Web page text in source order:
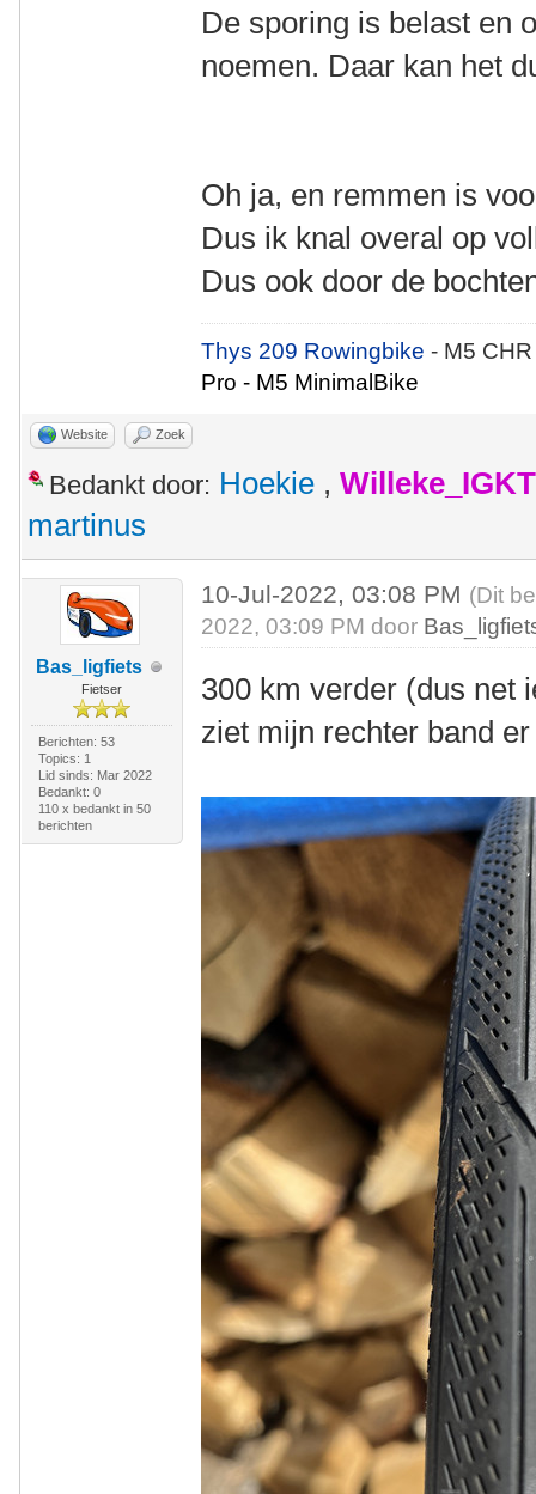
De sporing is belast en
noemen. Daar kan het
Oh ja, en remmen is
Dus ik knal overal op
Dus ook door de
Thys 209 Rowingbike- M5
Pro - M5 MinimalBike
Website Zoek
Bedankt door: Hoekie , Willeke_IGKT
martinus
Bas_ligfiets
Fietser
Berichten: 53
Topics: 1
Lid sinds: Mar 2022
Bedankt: 0
110 x bedankt in 50
berichten
10-Jul-2022, 03:08 PM (Dit
2022, 03:09 PM door
300 km verder (dus net
ziet mijn rechter band